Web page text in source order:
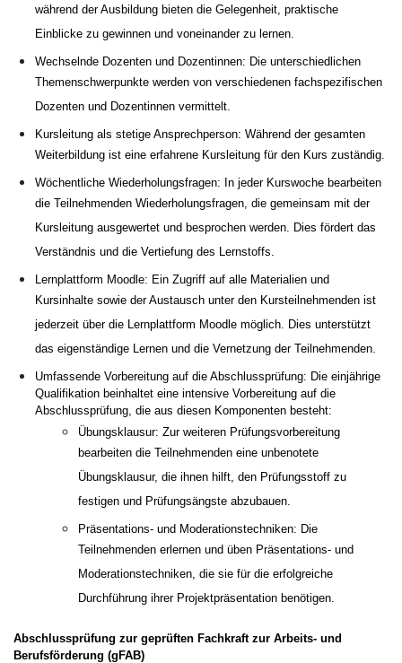
während der Ausbildung bieten die Gelegenheit, praktische
Einblicke zu gewinnen und voneinander zu lernen.
Wechselnde Dozenten und Dozentinnen: Die unterschiedlichen
Themenschwerpunkte werden von verschiedenen fachspezifischen
Dozenten und Dozentinnen vermittelt.
Kursleitung als stetige Ansprechperson: Während der gesamten
Weiterbildung ist eine erfahrene Kursleitung für den Kurs zuständig.
Wöchentliche Wiederholungsfragen: In jeder Kurswoche bearbeiten
die Teilnehmenden Wiederholungsfragen, die gemeinsam mit der
Kursleitung ausgewertet und besprochen werden. Dies fördert das
Verständnis und die Vertiefung des Lernstoffs.
Lernplattform Moodle: Ein Zugriff auf alle Materialien und
Kursinhalte sowie der Austausch unter den Kursteilnehmenden ist
jederzeit über die Lernplattform Moodle möglich. Dies unterstützt
das eigenständige Lernen und die Vernetzung der Teilnehmenden.
Umfassende Vorbereitung auf die Abschlussprüfung: Die einjährige
Qualifikation beinhaltet eine intensive Vorbereitung auf die
Abschlussprüfung, die aus diesen Komponenten besteht:
Übungsklausur: Zur weiteren Prüfungsvorbereitung
bearbeiten die Teilnehmenden eine unbenotete
Übungsklausur, die ihnen hilft, den Prüfungsstoff zu
festigen und Prüfungsängste abzubauen.
Präsentations- und Moderationstechniken: Die
Teilnehmenden erlernen und üben Präsentations- und
Moderationstechniken, die sie für die erfolgreiche
Durchführung ihrer Projektpräsentation benötigen.
Abschlussprüfung zur geprüften Fachkraft zur Arbeits- und
Berufsförderung (gFAB)